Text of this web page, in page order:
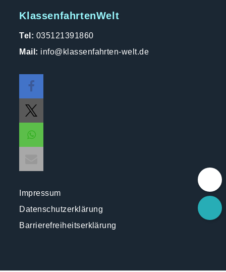
Klassenfahrtenwelt
KlassenfahrtenWelt
Tel: 035121391860
Mail: info@klassenfahrten-welt.de
Impressum
Datenschutzerklärung
Barrierefreiheitserklärung